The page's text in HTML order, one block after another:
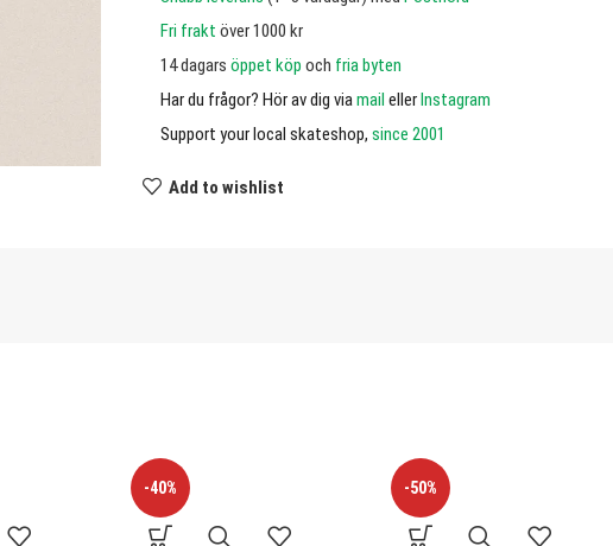
Fri frakt över 1000 kr
14 dagars öppet köp och fria byten
Har du frågor? Hör av dig viamail ellerInstagram
Support your local skateshop, since 2001
Add to wishlist
-40% -50%